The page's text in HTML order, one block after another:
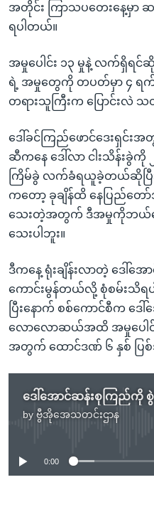
အတိုင်း ကြာသပတေးနေ့မှာ
ရပါတယ်။
အမှုပေါင်း ၁၃ မှုနဲ့ လက်ရှိရင်
ရဲ့ အမှုတွေကို တပတ်မှာ ၄ ရက် ပ
တရားသူကြီးက ပြောင်းလဲ
ဒေါ်ခင်ကြည်ဖောင်ဒေးရှင်းအ
ဆီကနေ ဒေါ်လာ ငါးသိန်းခွဲကို
ကြိမ်ခွဲ လက်ခံရယူခဲ့တယ်ဆိုပြီ
ကတော့ ခုချိန်ထိ နေပြည်တေ
သေးတဲ့အတွက် ဒီအမှုကိုဘယ်န
သေးပါဘူး။
ဒီကနေ့ ရုံးချိန်းလာတဲ့ ဒေါ်အေ
ကောင်းမွန်တယ်လို့ စုံစမ်းသိရ
ပြီးနောက် စစ်ကောင်စီက ဒေ
လောလောဆယ်အထိ အမှုပေါင်း
အတွက် ထောင်ဒဏ် ၆ နှစ် ပြ
by ဗွီအိုအေသတင်းဌာန
No media
0:00